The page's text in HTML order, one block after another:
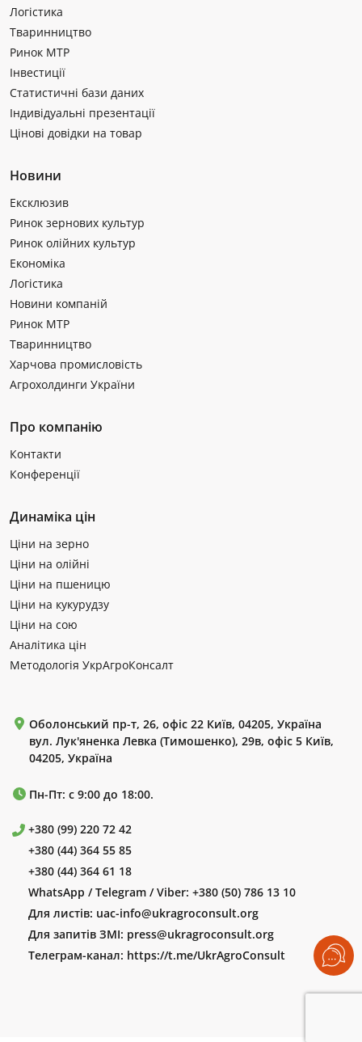
Логістика
Тваринництво
Ринок МТР
Інвестиції
Статистичні бази даних
Індивідуальні презентації
Цінові довідки на товар
Новини
Ексклюзив
Ринок зернових культур
Ринок олійних культур
Економіка
Логістика
Новини компаній
Ринок МТР
Тваринництво
Харчова промисловість
Агрохолдинги України
Про компанію
Контакти
Конференції
Динаміка цін
Ціни на зерно
Ціни на олійні
Ціни на пшеницю
Ціни на кукурудзу
Ціни на сою
Аналітика цін
Методологія УкрАгроКонсалт
Оболонський пр-т, 26, офіс 22 Київ, 04205, Україна
вул. Лук'яненка Левка (Тимошенко), 29в, офіс 5 Київ,
04205, Україна
Пн-Пт: с 9:00 до 18:00.
+380 (99) 220 72 42
+380 (44) 364 55 85
+380 (44) 364 61 18
WhatsApp / Telegram / Viber: +380 (50) 786 13 10
Для листів: uac-info@ukragroconsult.org
Для запитів ЗМІ: press@ukragroconsult.org
Телеграм-канал: https://t.me/UkrAgroConsult